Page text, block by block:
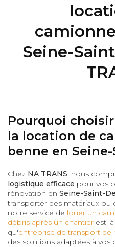
Seine-
Pourquoi choisir
la location de
benne en
Chez NA TRANS, nous
logistique efficace pour vos
rénovation en Seine-Saint-
transporter des matériaux ou
notre service de louer un
débris après un chantier est
qu'entreprise de transport de
des solutions adaptées à vos